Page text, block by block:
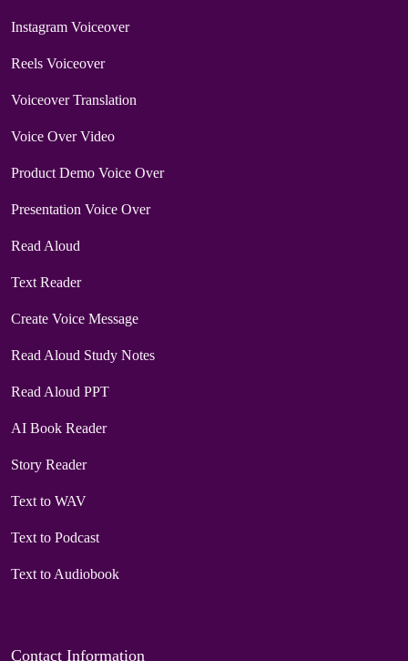
Instagram Voiceover
Reels Voiceover
Voiceover Translation
Voice Over Video
Product Demo Voice Over
Presentation Voice Over
Read Aloud
Text Reader
Create Voice Message
Read Aloud Study Notes
Read Aloud PPT
AI Book Reader
Story Reader
Text to WAV
Text to Podcast
Text to Audiobook
Contact Information